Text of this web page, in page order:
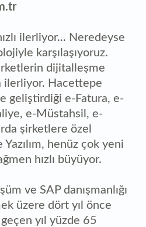
ilerliyor... Neredeyse
karşılaşıyoruz.
dijitalleşme
ilerliyor. Hacettepe
geliştirdiği e-Fatura, e-
e-Müstahsil, e-
şirketlere özel
henüz çok yeni
hızlı büyüyor.
ve SAP danışmanlığı
üzere dört yıl önce
geçen yıl yüzde 65